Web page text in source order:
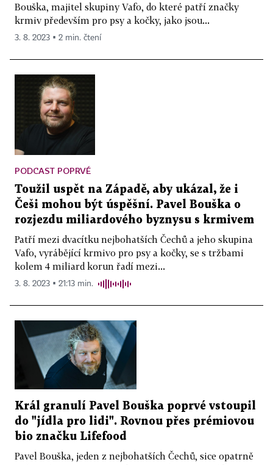
Bouška, majitel skupiny Vafo, do které patří značky
krmiv především pro psy a kočky, jako jsou...
3. 8. 2023 ▪ 2 min. čtení
PODCAST POPRVÉ
Toužil uspět na Západě, aby ukázal, že i
Češi mohou být úspěšní. Pavel Bouška o
rozjezdu miliardového byznysu s krmivem
Patří mezi dvacítku nejbohatších Čechů a jeho skupina
Vafo, vyrábějící krmivo pro psy a kočky, se s tržbami
kolem 4 miliard korun řadí mezi...
3. 8. 2023 ▪ 21:13 min.
Král granulí Pavel Bouška poprvé vstoupil
do "jídla pro lidi". Rovnou přes prémiovou
bio značku Lifefood
Pavel Bouška, jeden z nejbohatších Čechů, sice opatrně